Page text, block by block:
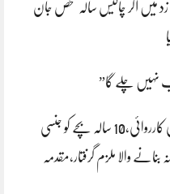
زد میں آکر چالیس سالہ شخص جان
نہیں چلے گا”
جہلم پولیس کی کارروائی،10 سالہ بچے کو جنسی
بنانے والا ملزم گرفتار،مقدمہ